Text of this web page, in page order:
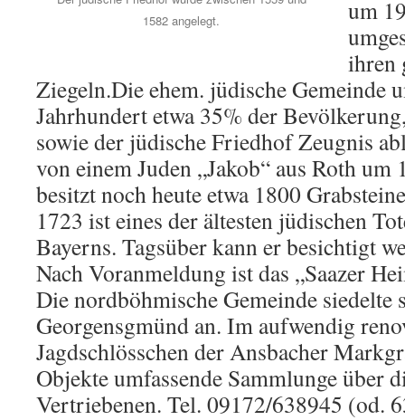
1582 angelegt.
um
ihren
Ziegeln.Die ehem. jüdische Gemeinde
Jahrhundert etwa 35% der
sowie der jüdische Friedhof Zeugnis
von einem Juden „Jakob“ aus Roth um
besitzt noch heute etwa 1800
1723 ist eines der ältesten jüdischen
Bayerns. Tagsüber kann er besichtigt
Nach Voranmeldung ist das „Saazer
Die nordböhmische Gemeinde siedelte
Georgensgmünd an. Im aufwendig
Jagdschlösschen der Ansbacher
Objekte umfassende Sammlunge über
Vertriebenen. Tel. 09172/638945 (od.